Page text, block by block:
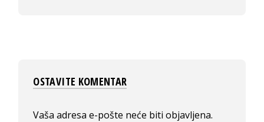
OSTAVITE KOMENTAR
Vaša adresa e-pošte neće biti objavljena.